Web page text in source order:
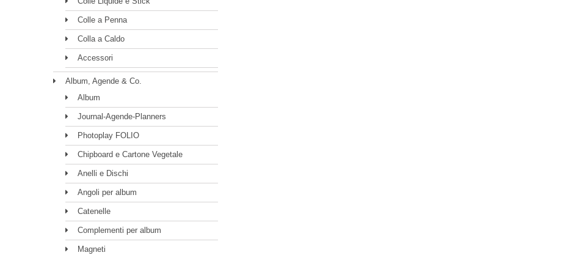
Colle a Penna
Colla a Caldo
Accessori
Album, Agende & Co.
Album
Journal-Agende-Planners
Photoplay FOLIO
Chipboard e Cartone Vegetale
Anelli e Dischi
Angoli per album
Catenelle
Complementi per album
Magneti